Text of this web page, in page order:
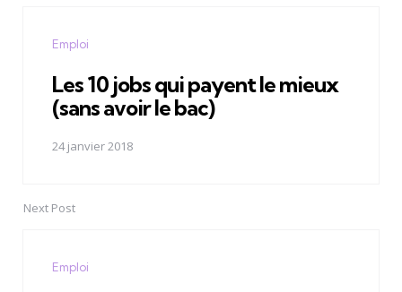
Emploi
Les 10 jobs qui payent le mieux
(sans avoir le bac)
24 janvier 2018
Next Post
Emploi